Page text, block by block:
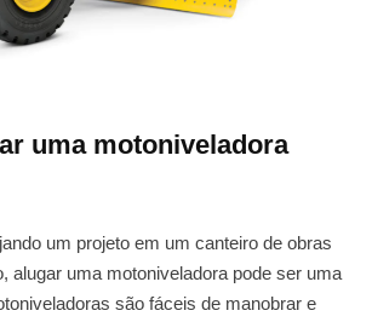
uma motoniveladora
um projeto em um canteiro de obras
alugar uma motoniveladora pode ser uma
são fáceis de manobrar e